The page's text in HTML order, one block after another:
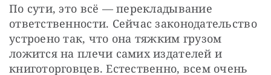
По сути, это всё — перекладывание
ответственности. Сейчас законодательство
устроено так, что она тяжким грузом
ложится на плечи самих издателей и
книготорговцев. Естественно, всем очень